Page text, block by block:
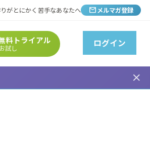
がとにかく苦手なあなたへ mailメルマガ登録
料トライアル
試し ログイン
close